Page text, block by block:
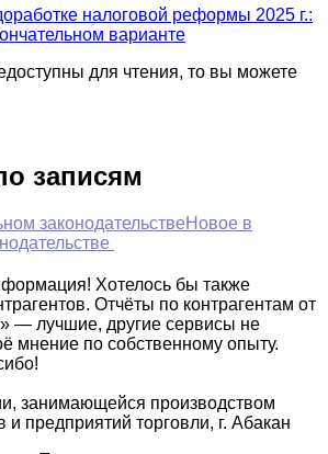
налоговой реформы 2025 г.:
варианте
для чтения, то вы можете
записям
законодательствеНовое в
Хотелось бы также
Отчёты по контрагентам от
— лучшие, другие сервисы не
мнение по собственному опыту.
занимающейся производством
предприятий торговли, г. Абакан